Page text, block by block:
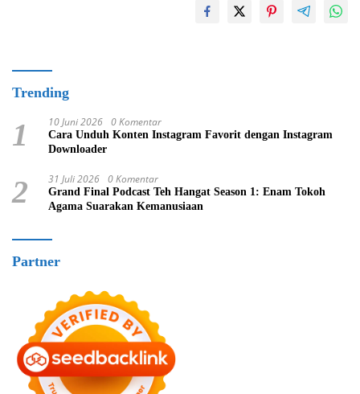
Trending
1 10 Juni 2026 0 Komentar
Cara Unduh Konten Instagram Favorit dengan Instagram
Downloader
2 31 Juli 2026 0 Komentar
Grand Final Podcast Teh Hangat Season 1: Enam Tokoh
Agama Suarakan Kemanusiaan
Partner